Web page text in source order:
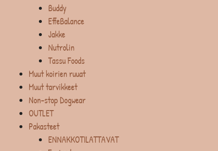
Buddy
EffeBalance
Jakke
Nutrolin
Tassu Foods
Muut koirien ruuat
Muut tarvikkeet
Non-stop Dogwear
OUTLET
Pakasteet
ENNAKKOTILATTAVAT